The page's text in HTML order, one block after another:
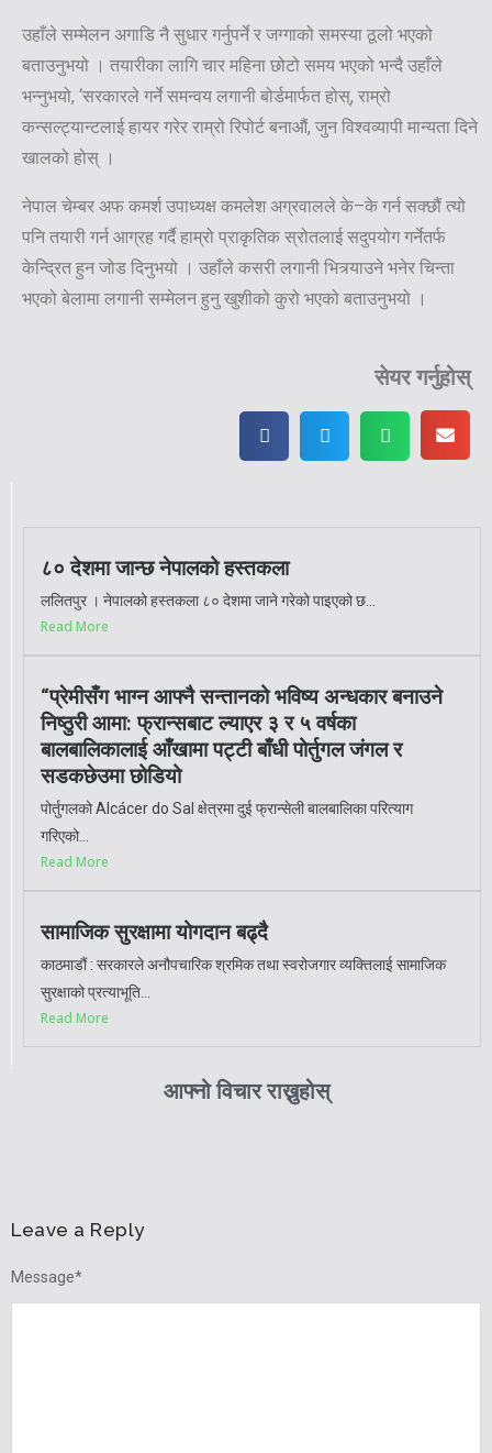
उहाँले सम्मेलन अगाडि नै सुधार गर्नुपर्ने र जग्गाको समस्या ठूलो भएको
बताउनुभयो । तयारीका लागि चार महिना छोटो समय भएको भन्दै उहाँले
भन्नुभयो, ‘सरकारले गर्ने समन्वय लगानी बोर्डमार्फत होस्, राम्रो
कन्सल्ट्यान्टलाई हायर गरेर राम्रो रिपोर्ट बनाऔं, जुन विश्वव्यापी मान्यता दिने
खालको होस् ।
नेपाल चेम्बर अफ कमर्श उपाध्यक्ष कमलेश अग्रवालले के–के गर्न सक्छौं त्यो
पनि तयारी गर्न आग्रह गर्दै हाम्रो प्राकृतिक स्रोतलाई सदुपयोग गर्नेतर्फ
केन्द्रित हुन जोड दिनुभयो । उहाँले कसरी लगानी भित्र्याउने भनेर चिन्ता
भएको बेलामा लगानी सम्मेलन हुनु खुशीको कुरो भएको बताउनुभयो ।
सेयर गर्नुहोस्
८० देशमा जान्छ नेपालको हस्तकला
ललितपुर । नेपालको हस्तकला ८० देशमा जाने गरेको पाइएको छ...
Read More
“प्रेमीसँग भाग्न आफ्नै सन्तानको भविष्य अन्धकार बनाउने
निष्ठुरी आमा: फ्रान्सबाट ल्याएर ३ र ५ वर्षका
बालबालिकालाई आँखामा पट्टी बाँधी पोर्तुगल जंगल र
सडकछेउमा छोडियो
पोर्तुगलको Alcácer do Sal क्षेत्रमा दुई फ्रान्सेली बालबालिका परित्याग
गरिएको...
Read More
सामाजिक सुरक्षामा योगदान बढ्दै
काठमाडौं : सरकारले अनौपचारिक श्रमिक तथा स्वरोजगार व्यक्तिलाई सामाजिक
सुरक्षाको प्रत्याभूति...
Read More
आफ्नो विचार राख्नुहोस्
Leave a Reply
Message*